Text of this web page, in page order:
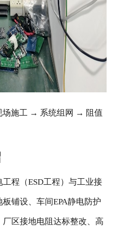
施工 → 系统组网 → 阻值
程（ESD工程）与工业接
铺设、车间EPA静电防护
区接地电阻达标整改、高